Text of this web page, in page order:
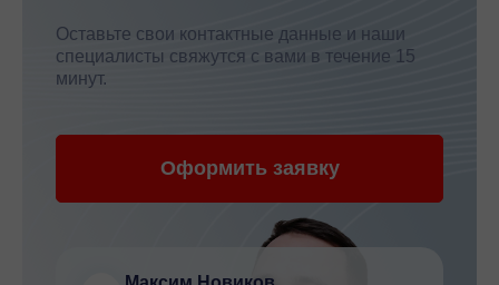
Оставьте свои контактные данные и наши
специалисты свяжутся с вами в течение 15
минут.
Оформить заявку